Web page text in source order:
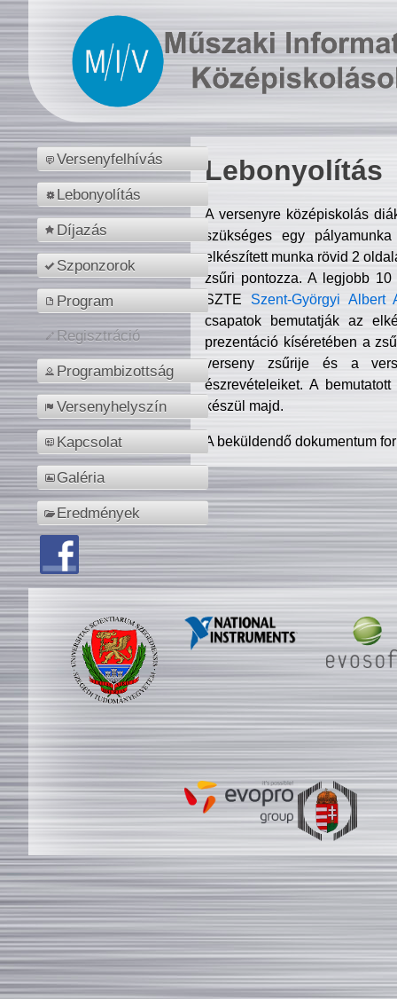
Versenyfelhívás
Lebonyolítás
Díjazás
Szponzorok
Program
Regisztráció
Programbizottság
Versenyhelyszín
Kapcsolat
Galéria
Eredmények
Lebonyolítás
A versenyre középiskolás
szükséges egy
elkészített munka rövid 2
zsűri pontozza. A legjobb
SZTE Szent-Györgyi Albert
csapatok bemutatják az
prezentáció kíséretében a
verseny zsűrije és a
észrevételeiket. A
készül majd.
A beküldendő dokumentum